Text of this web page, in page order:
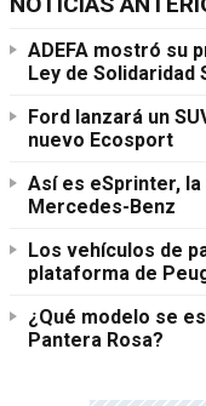
ADEFA mostró su
Ley de Solidaridad
Ford lanzará un
nuevo Ecosport
Así es eSprinter,
Mercedes-Benz
Los vehículos de
plataforma de
¿Qué modelo se
Pantera Rosa?